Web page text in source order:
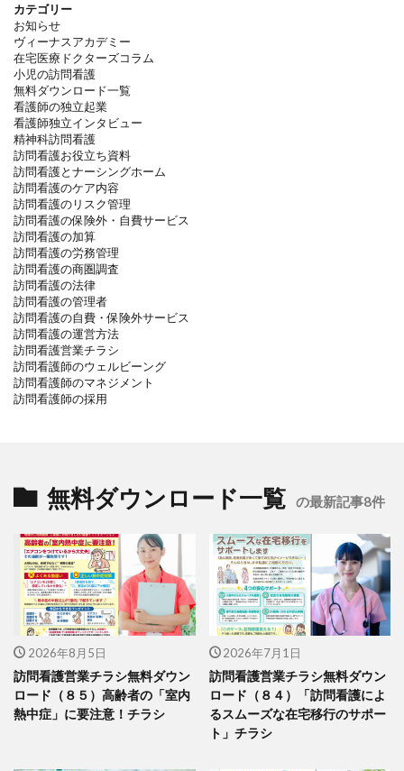
カテゴリー
お知らせ
ヴィーナスアカデミー
在宅医療ドクターズコラム
小児の訪問看護
無料ダウンロード一覧
看護師の独立起業
看護師独立インタビュー
精神科訪問看護
訪問看護お役立ち資料
訪問看護とナーシングホーム
訪問看護のケア内容
訪問看護のリスク管理
訪問看護の保険外・自費サービス
訪問看護の加算
訪問看護の労務管理
訪問看護の商圏調査
訪問看護の法律
訪問看護の管理者
訪問看護の自費・保険外サービス
訪問看護の運営方法
訪問看護営業チラシ
訪問看護師のウェルビーング
訪問看護師のマネジメント
訪問看護師の採用
無料ダウンロード一覧 の最新記事8件
2026年8月5日
訪問看護営業チラシ無料ダウン
ロード（８５）高齢者の「室内
熱中症」に要注意！チラシ
2026年7月1日
訪問看護営業チラシ無料ダウン
ロード（８４）「訪問看護によ
るスムーズな在宅移行のサポー
ト」チラシ